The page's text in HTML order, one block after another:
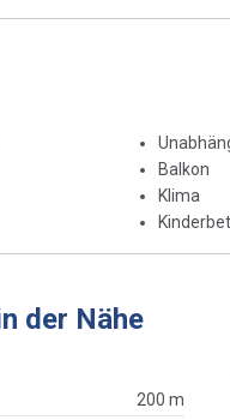
Balkon
Klima
der Nähe
200 m